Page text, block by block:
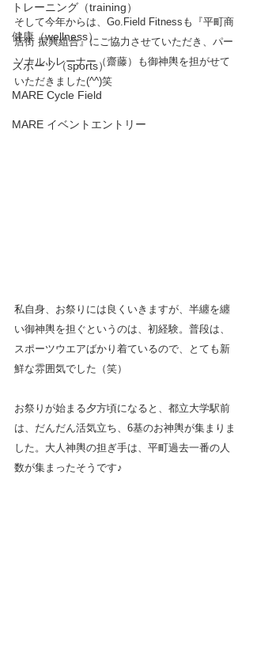
トレーニング（training）
健康（wellness）
スポーツ（sports）
MARE Cycle Field
MARE イベントエントリー
そして今年からは、Go.Field Fitnessも『平町商
店街 振興組合』にご協力させていただき、パー
ソナルトレーナー（齋藤）も御神輿を担がせて
いただきました(^^)笑
私自身、お祭りには良くいきますが、半纏を纏
い御神輿を担ぐというのは、初経験。普段は、
スポーツウエアばかり着ているので、とても新
鮮な雰囲気でした（笑）
お祭りが始まる夕方頃になると、都立大学駅前
は、だんだん活気立ち、6基のお神輿が集まりま
した。大人神輿の担ぎ手は、平町過去一番の人
数が集まったそうです♪